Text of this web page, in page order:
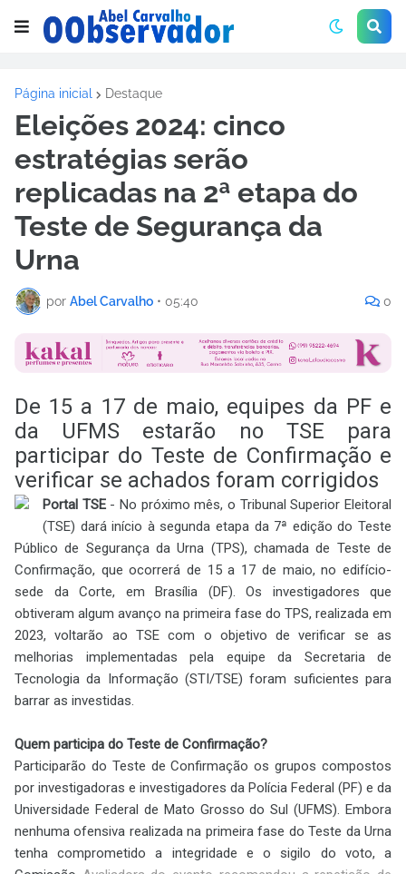
Página inicial Destaque
Eleições 2024: cinco
estratégias serão
replicadas na 2ª etapa do
Teste de Segurança da
Urna
por Abel Carvalho • 05:40 0
De 15 a 17 de maio, equipes da PF e
da UFMS estarão no TSE para
participar do Teste de Confirmação e
verificar se achados foram corrigidos
Portal TSE- No próximo mês, o Tribunal Superior Eleitoral
(TSE) dará início à segunda etapa da 7ª edição do Teste
Público de Segurança da Urna (TPS), chamada de Teste de
Confirmação, que ocorrerá de 15 a 17 de maio, no edifício-
sede da Corte, em Brasília (DF). Os investigadores que
obtiveram algum avanço na primeira fase do TPS, realizada em
2023, voltarão ao TSE com o objetivo de verificar se as
melhorias implementadas pela equipe da Secretaria de
Tecnologia da Informação (STI/TSE) foram suficientes para
barrar as investidas.
Quem participa do Teste de Confirmação?
Participarão do Teste de Confirmação os grupos compostos
por investigadoras e investigadores da Polícia Federal (PF) e da
Universidade Federal de Mato Grosso do Sul (UFMS). Embora
nenhuma ofensiva realizada na primeira fase do Teste da Urna
tenha comprometido a integridade e o sigilo do voto, a